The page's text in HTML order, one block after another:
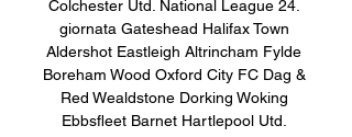
Colchester Utd. National League 24.
giornata Gateshead Halifax Town
Aldershot Eastleigh Altrincham Fylde
Boreham Wood Oxford City FC Dag &
Red Wealdstone Dorking Woking
Ebbsfleet Barnet Hartlepool Utd.